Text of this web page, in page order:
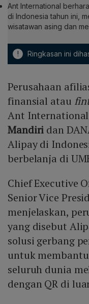
Ant International
di Indonesia tahun ini,
wisatawan asing dan
! Ringkasan ini
Perusahaan
finansial atau
Ant
Mandiri dan
Alipay di
berbelanja di
Chief Executive
Senior Vice
menjelaskan,
yang disebut
solusi gerbang
untuk
seluruh dunia
dengan QR di